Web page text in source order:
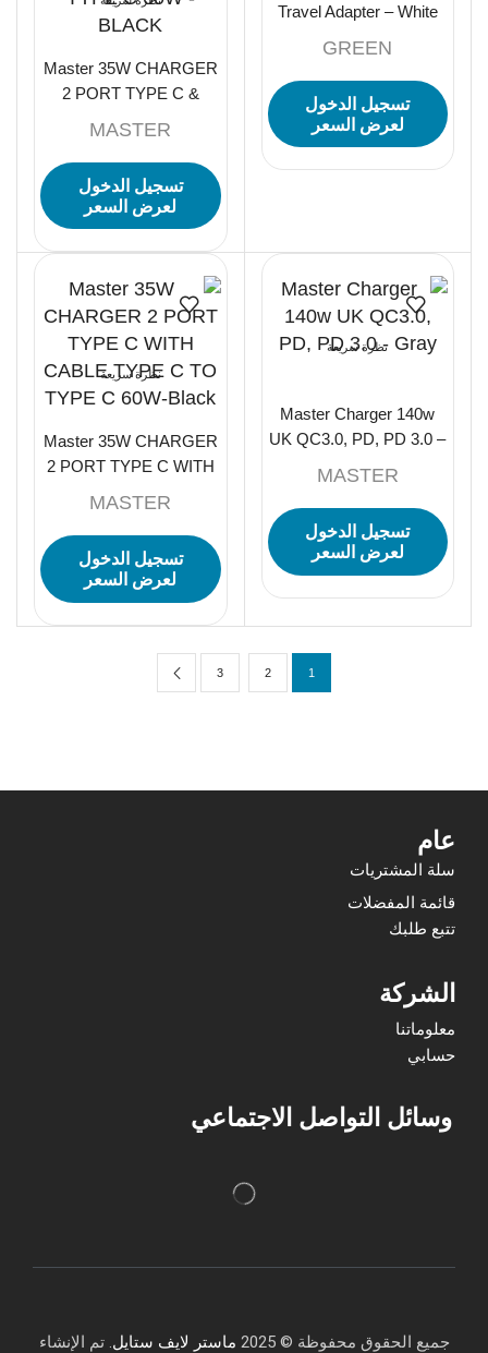
Travel Adapter – White
GREEN
تسجيل الدخول
لعرض السعر
Master 35W CHARGER
2 PORT TYPE C &
TYPE C 60W – BLACK
MASTER
تسجيل الدخول
لعرض السعر
نظرة سريعة
Master Charger 140w
UK QC3.0, PD, PD 3.0 –
Gray
MASTER
تسجيل الدخول
لعرض السعر
نظرة سريعة
Master 35W CHARGER
2 PORT TYPE C WITH
CABLE TYPE C TO
MASTER
تسجيل الدخول
لعرض السعر
1
2
3
عام
سلة المشتريات
قائمة المفضلات
تتبع طلبك
الشركة
معلوماتنا
حسابي
وسائل التواصل الاجتماعي
جميع الحقوق محفوظة © 2025 ماستر لايف ستايل. تم الإنشاء